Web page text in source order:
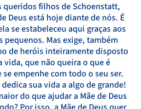
queridos filhos de Schoenstatt,
Deus está hoje diante de nós. É
se estabeleceu aqui graças aos
pequenos. Mas exige, também
de heróis inteiramente disposto
vida, que não queira o que é
empenhe com todo o seu ser.
sua vida a algo de grande!
do que ajudar a Mãe de Deus